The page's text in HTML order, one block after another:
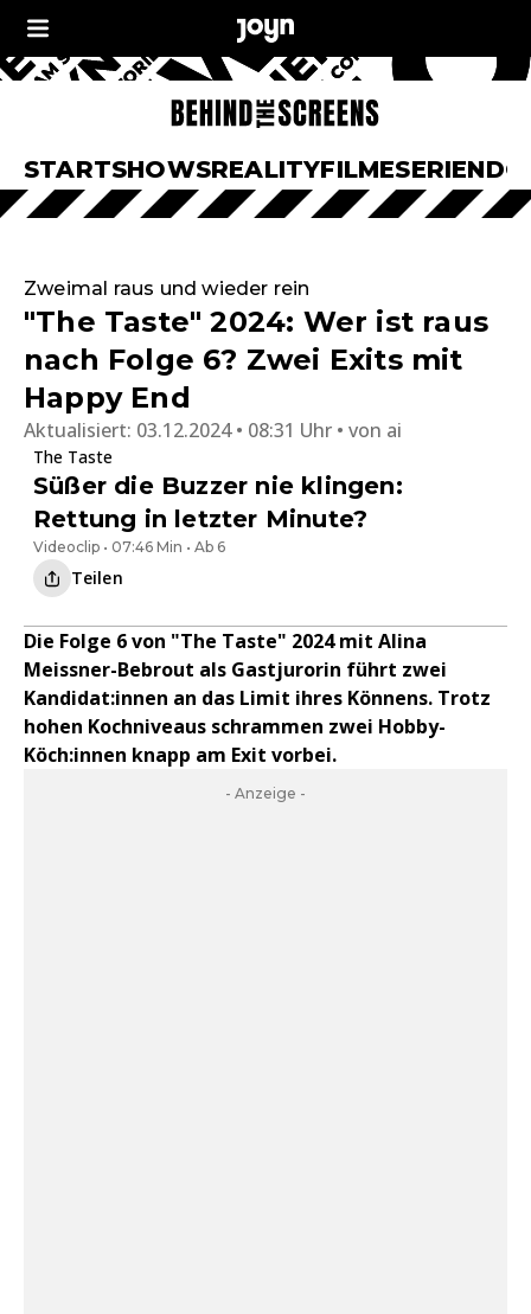
STARTSHOWSREALITYFILMESERIEN
Zweimal raus und wieder rein
"The Taste" 2024: Wer ist raus
nach Folge 6? Zwei Exits mit
Happy End
Aktualisiert: 03.12.2024 • 08:31 Uhr von ai
The Taste
Süßer die Buzzer nie klingen:
Rettung in letzter Minute?
Videoclip • 07:46 Min • Ab 6
Teilen
Die Folge 6 von "The Taste" 2024 mit Alina
Meissner-Bebrout als Gastjurorin führt zwei
Kandidat:innen an das Limit ihres Könnens. Trotz
hohen Kochniveaus schrammen zwei Hobby-
Köch:innen knapp am Exit vorbei.
- Anzeige -